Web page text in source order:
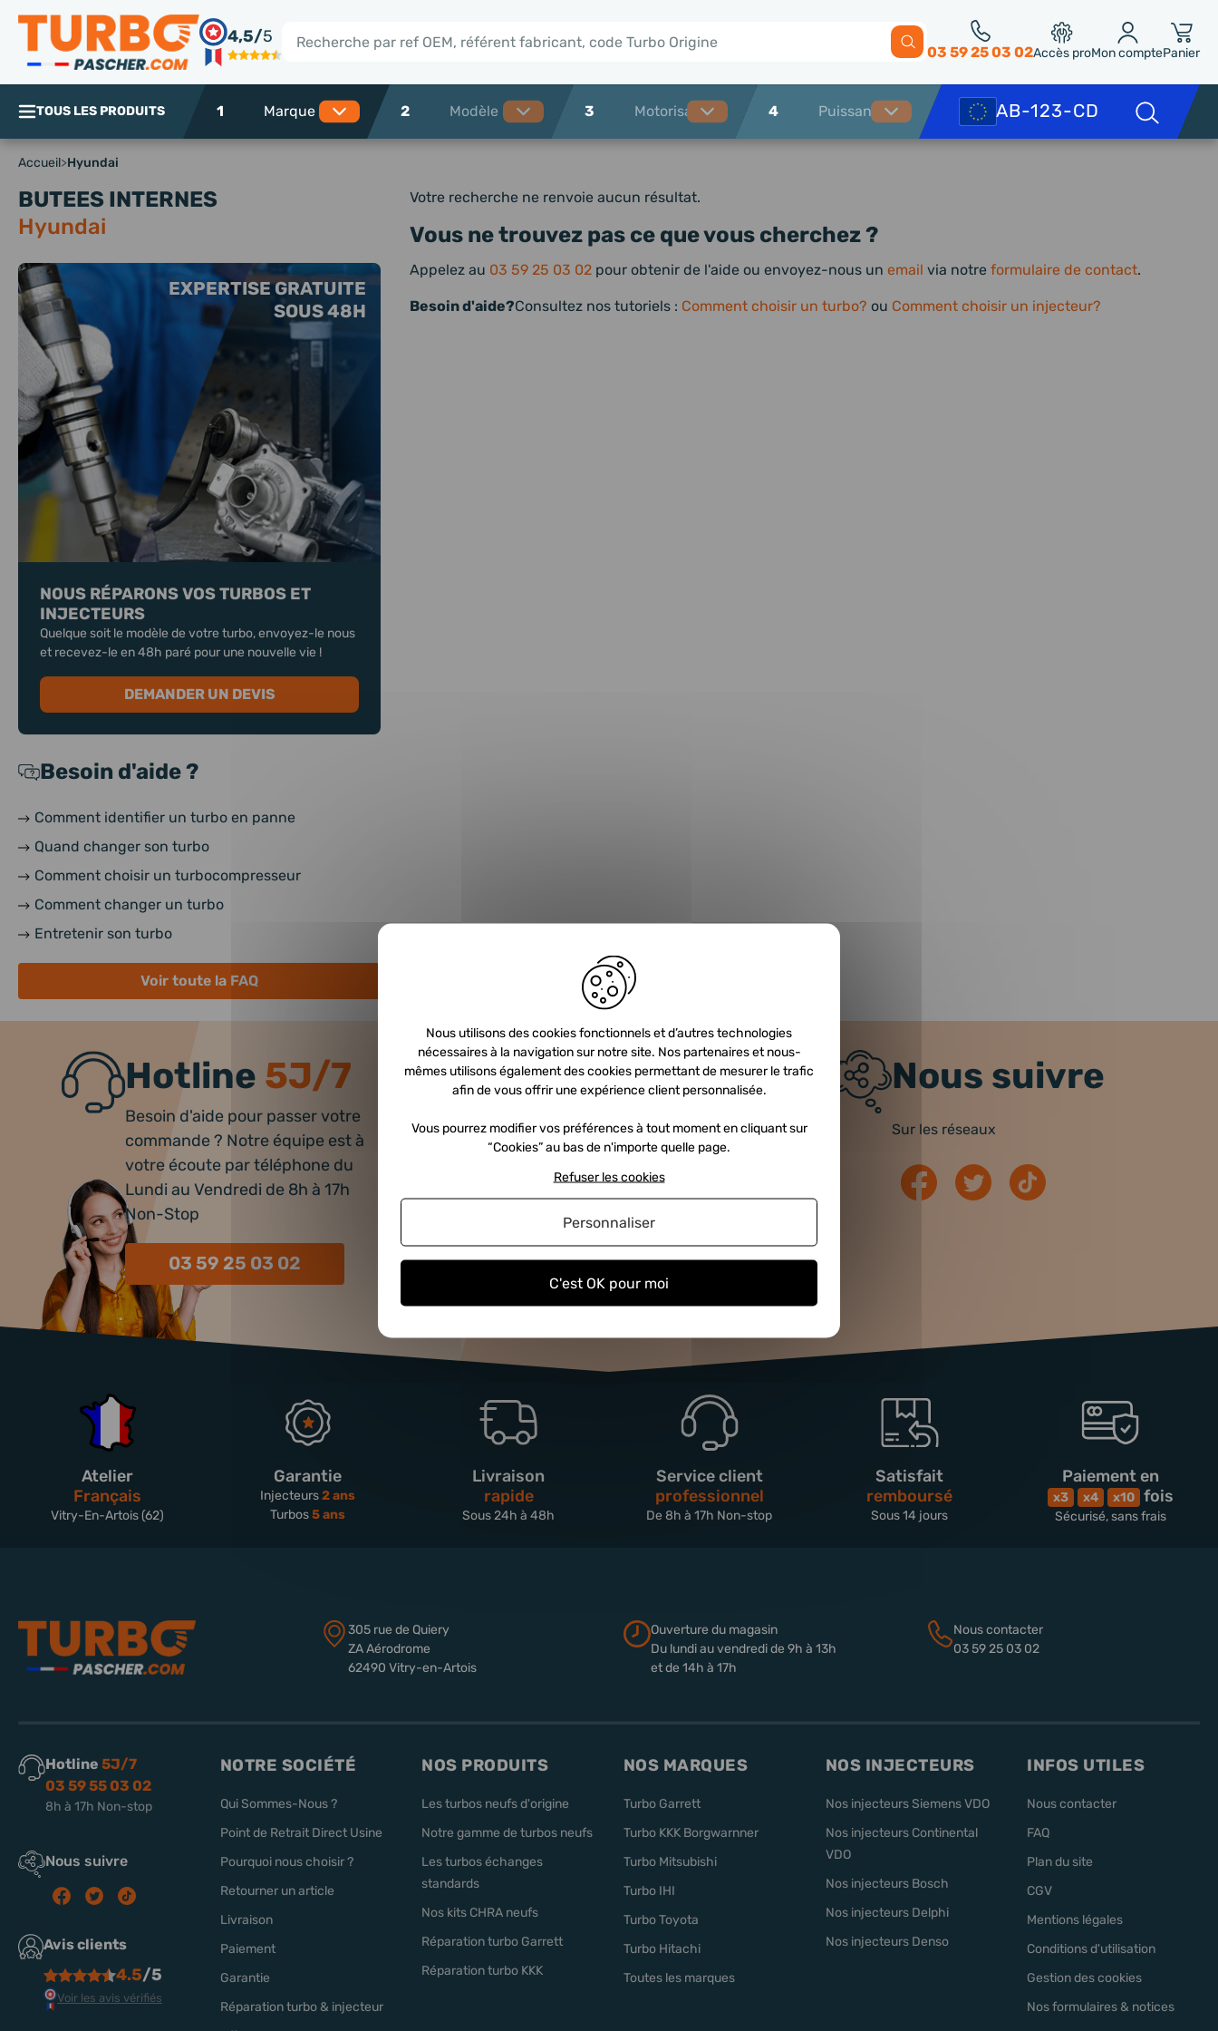
4,5/5
Rechercher 03 59 25 03 02Accès proMon comptePanier
TOUS LES PRODUITS 1 2 3 4
Accueil>Hyundai
BUTEES INTERNES
Hyundai
EXPERTISE GRATUITE
SOUS 48H
NOUS RÉPARONS VOS TURBOS ET
INJECTEURS
Quelque soit le modèle de votre turbo, envoyez-le nous
et recevez-le en 48h paré pour une nouvelle vie !
DEMANDER UN DEVIS
Besoin d'aide ?
Comment identifier un turbo en panne
Quand changer son turbo
Comment choisir un turbocompresseur
Comment changer un turbo
Entretenir son turbo
Voir toute la FAQ
Votre recherche ne renvoie aucun résultat.
Vous ne trouvez pas ce que vous cherchez ?
Appelez au 03 59 25 03 02 pour obtenir de l'aide ou envoyez-nous un email via notre formulaire de contact.
Besoin d'aide?Consultez nos tutoriels : Comment choisir un turbo? ou Comment choisir un injecteur?
Hotline 5J/7
Besoin d'aide pour passer votre
commande ? Notre équipe est à
votre écoute par téléphone du
Lundi au Vendredi de 8h à 17h
Non-Stop
03 59 25 03 02
Newsletter
Inscrivez-vous et recevez nos offres et
Nous suivre
Sur les réseaux
Atelier
Français
Vitry-En-Artois (62)
Garantie
Injecteurs2 ans
Turbos5 ans
Livraison
rapide
Sous 24h à 48h
Service client
professionnel
De 8h à 17h Non-stop
Satisfait
remboursé
Sous 14 jours
Paiement en
x3 x4 x10 fois
Sécurisé, sans frais
305 rue de Quiery
ZA Aérodrome
62490 Vitry-en-Artois
Ouverture du magasin
Du lundi au vendredi de 9h à 13h
et de 14h à 17h
Nous contacter
03 59 25 03 02
Hotline 5J/7
03 59 55 03 02
8h à 17h Non-stop
Nous suivre
Avis clients
4.5/5
Voir les avis vérifiés
NOTRE SOCIÉTÉ
Qui Sommes-Nous ?
Point de Retrait Direct Usine
Pourquoi nous choisir ?
Retourner un article
Livraison
Paiement
Garantie
Réparation turbo & injecteur
NOS PRODUITS
Les turbos neufs d'origine
Notre gamme de turbos neufs
Les turbos échanges
standards
Nos kits CHRA neufs
Réparation turbo Garrett
Réparation turbo KKK
NOS MARQUES
Turbo Garrett
Turbo KKK Borgwarnner
Turbo Mitsubishi
Turbo IHI
Turbo Toyota
Turbo Hitachi
Toutes les marques
NOS INJECTEURS
Nos injecteurs Siemens VDO
Nos injecteurs Continental
VDO
Nos injecteurs Bosch
Nos injecteurs Delphi
Nos injecteurs Denso
INFOS UTILES
Nous contacter
FAQ
Plan du site
CGV
Mentions légales
Conditions d'utilisation
Gestion des cookies
Nos formulaires & notices
Panneau de gestion des cookies
Nous utilisons des cookies fonctionnels et d’autres technologies
nécessaires à la navigation sur notre site. Nos partenaires et nous-
mêmes utilisons également des cookies permettant de mesurer le trafic
afin de vous offrir une expérience client personnalisée.
Vous pourrez modifier vos préférences à tout moment en cliquant sur
“Cookies” au bas de n'importe quelle page.
C'est OK pour moi
Refuser les cookies
Personnaliser